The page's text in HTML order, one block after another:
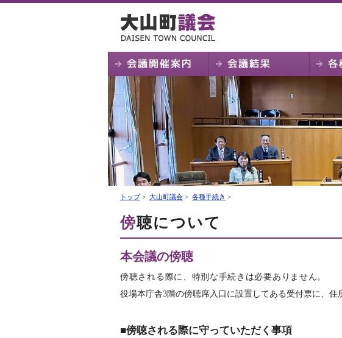
トップ> 大山町議会 > 各種手続き >
傍聴について
本会議の傍聴
傍聴される際に、特別な手続きは必要ありません。
役場本庁舎3階の傍聴席入口に設置してある受付票に、住
傍聴される際に守っていただく事項